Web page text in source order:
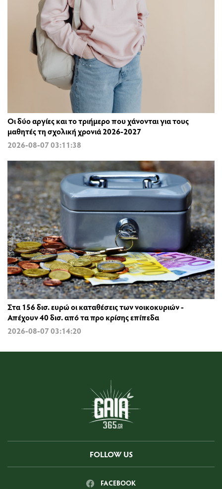
Οι δύο αργίες και το τριήμερο που χάνονται για τους
μαθητές τη σχολική χρονιά 2026-2027
2026-08-07 03:11:38
Στα 156 δισ. ευρώ οι καταθέσεις των νοικοκυριών -
Απέχουν 40 δισ. από τα προ κρίσης επίπεδα
2026-08-07 03:14:20
FOLLOW US
FACEBOOK